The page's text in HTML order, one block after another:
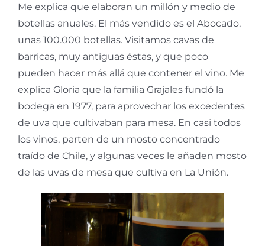
Me explica que elaboran un millón y medio de
botellas anuales. El más vendido es el Abocado,
unas 100.000 botellas. Visitamos cavas de
barricas, muy antiguas éstas, y que poco
pueden hacer más allá que contener el vino. Me
explica Gloria que la familia Grajales fundó la
bodega en 1977, para aprovechar los excedentes
de uva que cultivaban para mesa. En casi todos
los vinos, parten de un mosto concentrado
traído de Chile, y algunas veces le añaden mosto
de las uvas de mesa que cultiva en La Unión.